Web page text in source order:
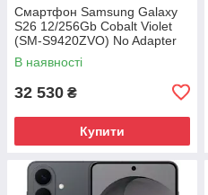
Смартфон Samsung Galaxy
S26 12/256Gb Cobalt Violet
(SM-S9420ZVO) No Adapter
Global version
В наявності
32 530 ₴
Купити